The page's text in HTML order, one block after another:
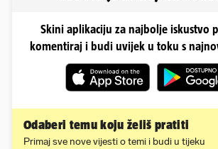
Skini aplikaciju za najbolje iskustvo
komentiraj i budi uvijek u toku s
Odaberi temu koju želiš pratiti
Primaj sve nove vijesti o temi i budi u tijeku